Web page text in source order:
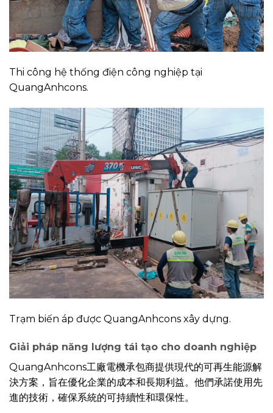
Thi công hệ thống điện công nghiệp tại
QuangAnhcons.
Trạm biến áp được QuangAnhcons xây dựng.
Giải pháp năng lượng tái tạo cho doanh nghiệp
QuangAnhcons工廠電機承包商提供現代的可再生能源解
決方案，旨在優化企業的成本和長期利益。他們承諾使用先
進的技術，確保系統的可持續性和環保性。